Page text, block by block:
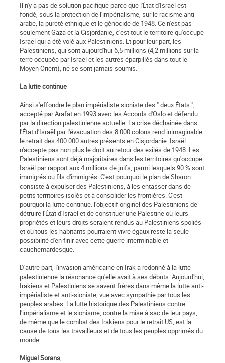
Il n'y a pas de solution pacifique parce que l'État d'Israël est
fondé, sous la protection de l'impérialisme, sur le racisme anti-
arabe, la pureté ethnique et le génocide de 1948. Ce n'est pas
seulement Gaza et la Cisjordanie, c'est tout le territoire qu'occupe
Israël qui a été volé aux Palestiniens. Et pour leur part, les
Palestiniens, qui sont aujourd'hui 6,5 millions (4,2 millions sur la
terre occupée par Israël et les autres éparpillés dans tout le
Moyen Orient), ne se sont jamais soumis.
La lutte continue
Ainsi s'effondre le plan impérialiste sioniste des " deux États ",
accepté par Arafat en 1993 avec les Accords d'Oslo et défendu
par la direction palestinienne actuelle. La crise déchaînée dans
l'État d'Israël par l'évacuation des 8 000 colons rend inimaginable
le retrait des 400 000 autres présents en Cisjordanie. Israël
n'accepte pas non plus le droit au retour des exilés de 1948. Les
Palestiniens sont déjà majoritaires dans les territoires qu'occupe
Israël par rapport aux 4 millions de juifs, parmi lesquels 90 % sont
immigrés ou fils d'immigrés. C'est pourquoi le plan de Sharon
consiste à expulser des Palestiniens, à les entasser dans de
petits territoires isolés et à consolider les frontières. C'est
pourquoi la lutte continue. l'objectif originel des Palestiniens de
détruire l'État d'Israël et de constituer une Palestine où leurs
propriétés et leurs droits seraient rendus au Palestiniens spoliés
et où tous les habitants pourraient vivre égaux reste la seule
possibilité d'en finir avec cette guerre interminable et
cauchemardesque.
D'autre part, l'invasion américaine en Irak a redonné à la lutte
palestinienne la résonance qu'elle avait à ses débuts. Aujourd'hui,
Irakiens et Palestiniens se savent frères dans même la lutte anti-
impérialiste et anti-sioniste, vue avec sympathie par tous les
peuples arabes. La lutte historique des Palestiniens contre
l'impérialisme et le sionisme, contre la mise à sac de leur pays,
de même que le combat des Irakiens pour le retrait US, est la
cause de tous les travailleurs et de tous les peuples opprimés du
monde.
Miguel Sorans,